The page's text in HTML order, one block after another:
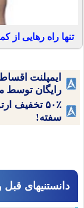
تنها راه رهایی از
ایمپلنت
رایگان
۵۰٪ تخفیف
سفته!
دانستنیهای قبل